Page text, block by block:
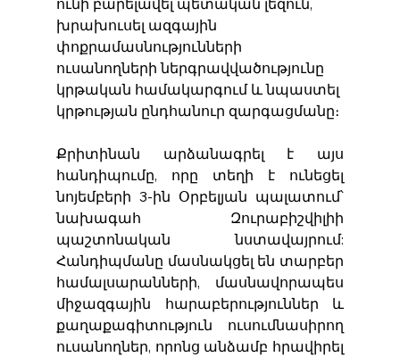
խրախուսել ազգային
փոքրամասնությունների
ուսանողների ներգրավվածությունը
կրթական համակարգում և նպաստել
կրթության ընդհանուր զարգացմանը։
Քրիտինան արձանագրել է այս
հանդիպումը, որը տեղի է ունեցել
նոյեմբերի 3-ին Օրբելյան պալատում՝
նախագահ Զուրաբիշվիլիի
պաշտոնական նստավայրում:
Հանդիպմանը մասնակցել են տարբեր
համալսարանների, մասնավորապես
միջազգային հարաբերություններ և
քաղաքագիտություն ուսումնասիրող
ուսանողներ, որոնց անձամբ հրավիրել